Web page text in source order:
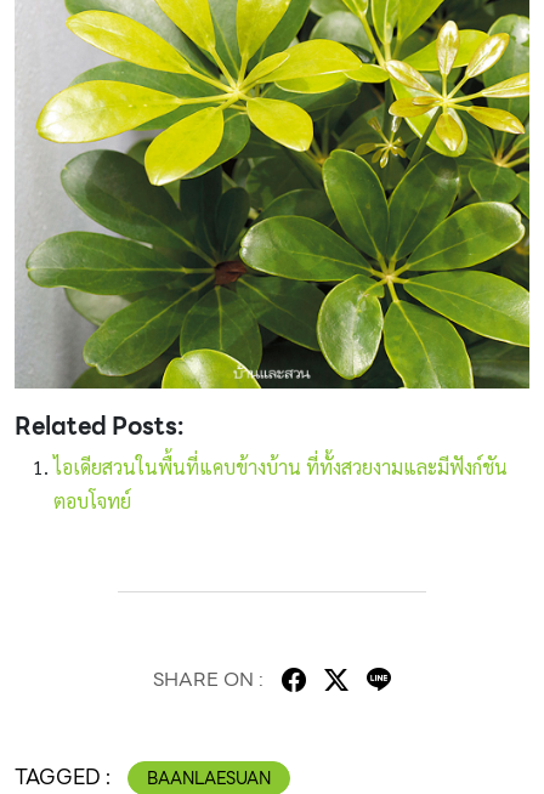
Related Posts:
ไอเดียสวนในพื้นที่แคบข้างบ้าน ที่ทั้งสวยงามและมีฟังก์ชัน
ตอบโจทย์
SHARE ON :
TAGGED : BAANLAESUAN